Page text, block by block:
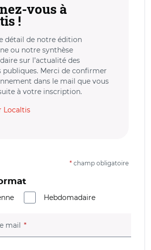
vous à
!
détail de notre édition
ou notre synthèse
sur l’actualité des
publiques. Merci de confirmer
dans le mail que vous
à votre inscription.
Localtis
* champ obligatoire
Hebdomadaire
mail (champ obligatoire)